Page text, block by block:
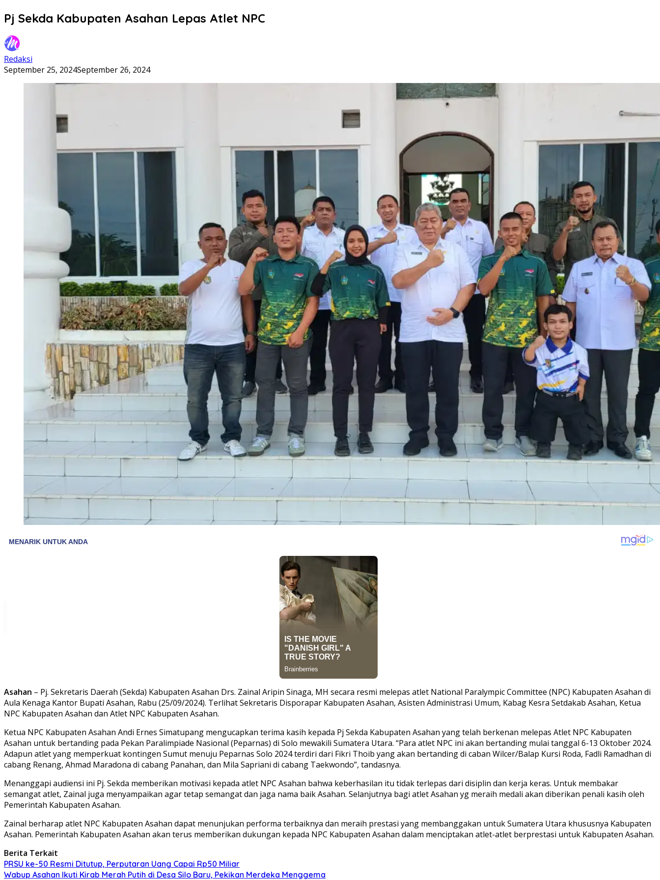
Pj Sekda Kabupaten Asahan Lepas Atlet NPC
Redaksi
September 25, 2024September 26, 2024
Asahan – Pj. Sekretaris Daerah (Sekda) Kabupaten Asahan Drs. Zainal Aripin Sinaga, MH secara resmi melepas atlet National Paralympic Committee (NPC) Kabupaten Asahan di
Aula Kenaga Kantor Bupati Asahan, Rabu (25/09/2024). Terlihat Sekretaris Disporapar Kabupaten Asahan, Asisten Administrasi Umum, Kabag Kesra Setdakab Asahan, Ketua
NPC Kabupaten Asahan dan Atlet NPC Kabupaten Asahan.
Ketua NPC Kabupaten Asahan Andi Ernes Simatupang mengucapkan terima kasih kepada Pj Sekda Kabupaten Asahan yang telah berkenan melepas Atlet NPC Kabupaten
Asahan untuk bertanding pada Pekan Paralimpiade Nasional (Peparnas) di Solo mewakili Sumatera Utara. “Para atlet NPC ini akan bertanding mulai tanggal 6-13 Oktober 2024.
Adapun atlet yang memperkuat kontingen Sumut menuju Peparnas Solo 2024 terdiri dari Fikri Thoib yang akan bertanding di caban Wilcer/Balap Kursi Roda, Fadli Ramadhan di
cabang Renang, Ahmad Maradona di cabang Panahan, dan Mila Sapriani di cabang Taekwondo”, tandasnya.
Menanggapi audiensi ini Pj. Sekda memberikan motivasi kepada atlet NPC Asahan bahwa keberhasilan itu tidak terlepas dari disiplin dan kerja keras. Untuk membakar
semangat atlet, Zainal juga menyampaikan agar tetap semangat dan jaga nama baik Asahan. Selanjutnya bagi atlet Asahan yg meraih medali akan diberikan penali kasih oleh
Pemerintah Kabupaten Asahan.
Zainal berharap atlet NPC Kabupaten Asahan dapat menunjukan performa terbaiknya dan meraih prestasi yang membanggakan untuk Sumatera Utara khususnya Kabupaten
Asahan. Pemerintah Kabupaten Asahan akan terus memberikan dukungan kepada NPC Kabupaten Asahan dalam menciptakan atlet-atlet berprestasi untuk Kabupaten Asahan.
Berita Terkait
PRSU ke-50 Resmi Ditutup, Perputaran Uang Capai Rp50 Miliar
Wabup Asahan Ikuti Kirab Merah Putih di Desa Silo Baru, Pekikan Merdeka Menggema